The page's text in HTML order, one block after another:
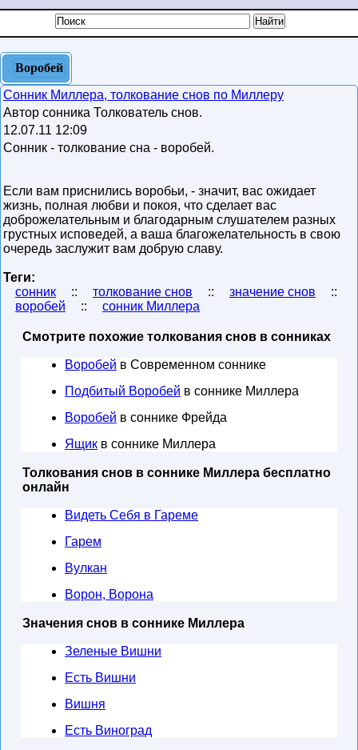
Воробей
Сонник Миллера, толкование снов по Миллеру
Автор сонника Толкователь снов.
12.07.11 12:09
Сонник - толкование сна - воробей.
Если вам приснились воробьи, - значит, вас ожидает
жизнь, полная любви и покоя, что сделает вас
доброжелательным и благодарным слушателем разных
грустных исповедей, а ваша благожелательность в свою
очередь заслужит вам добрую славу.
Теги:
сонник
:: толкование снов :: значение снов
::
воробей
:: сонник Миллера
Смотрите похожие толкования снов в сонниках
Воробей в Современном соннике
Подбитый Воробей в соннике Миллера
Воробей в соннике Фрейда
Ящик в соннике Миллера
Толкования снов в соннике Миллера бесплатно
онлайн
Видеть Себя в Гареме
Гарем
Вулкан
Ворон, Ворона
Значения снов в соннике Миллера
Зеленые Вишни
Есть Вишни
Вишня
Есть Виноград